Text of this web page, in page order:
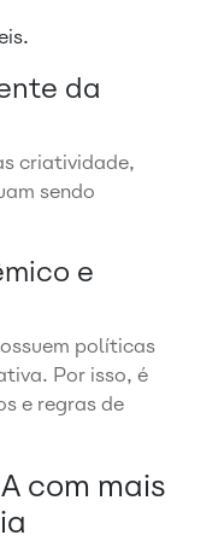
da
criatividade,
sendo
e
políticas
Por isso, é
e regras de
com mais